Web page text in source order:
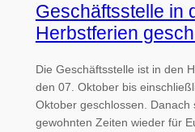
Geschäftsstelle in
Herbstferien
Die Geschäftsstelle ist in den
den 07. Oktober bis
Oktober geschlossen. Danach
gewohnten Zeiten wieder für